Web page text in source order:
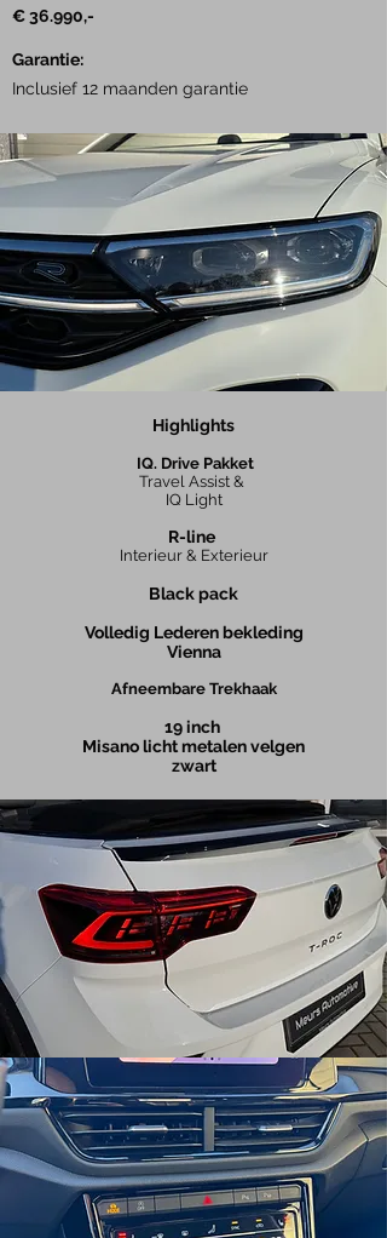
​€ 36.990,-
Garantie:
Inclusief 12 maanden garantie
Highlights
IQ. Drive Pakket
Travel Assist &
IQ Light
R-line
Interieur & Exterieur
Black pack
Volledig Lederen bekleding
Vienna
Afneembare Trekhaak
19 inch
Misano licht metalen velgen
zwart